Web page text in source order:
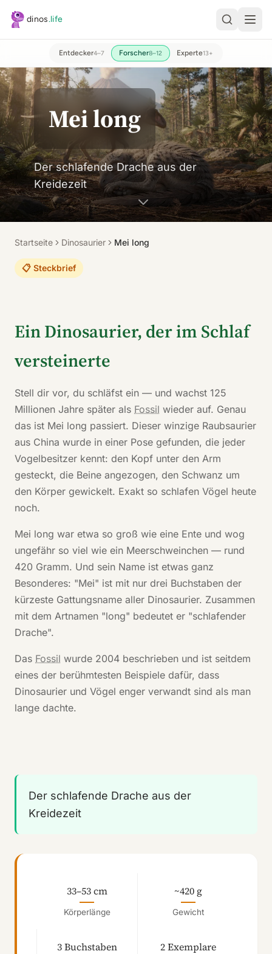
dinos.life
Entdecker4–7 Forscher8–12 Experte13+
Mei long
Der schlafende Drache aus der
Kreidezeit
Startseite Dinosaurier Mei long
📋 Steckbrief
Ein Dinosaurier, der im Schlaf
versteinerte
Stell dir vor, du schläfst ein — und wachst 125
Millionen Jahre später als Fossil wieder auf. Genau
das ist Mei long passiert. Dieser winzige Raubsaurier
aus China wurde in einer Pose gefunden, die jeder
Vogelbesitzer kennt: den Kopf unter den Arm
gesteckt, die Beine angezogen, den Schwanz um
den Körper gewickelt. Exakt so schlafen Vögel heute
noch.
Mei long war etwa so groß wie eine Ente und wog
ungefähr so viel wie ein Meerschweinchen — rund
420 Gramm. Und sein Name ist etwas ganz
Besonderes: "Mei" ist mit nur drei Buchstaben der
kürzeste Gattungsname aller Dinosaurier. Zusammen
mit dem Artnamen "long" bedeutet er "schlafender
Drache".
Das Fossil wurde 2004 beschrieben und ist seitdem
eines der berühmtesten Beispiele dafür, dass
Dinosaurier und Vögel enger verwandt sind als man
lange dachte.
Der schlafende Drache aus der
Kreidezeit
33–53 cm
Körperlänge
~420 g
Gewicht
3 Buchstaben 2 Exemplare